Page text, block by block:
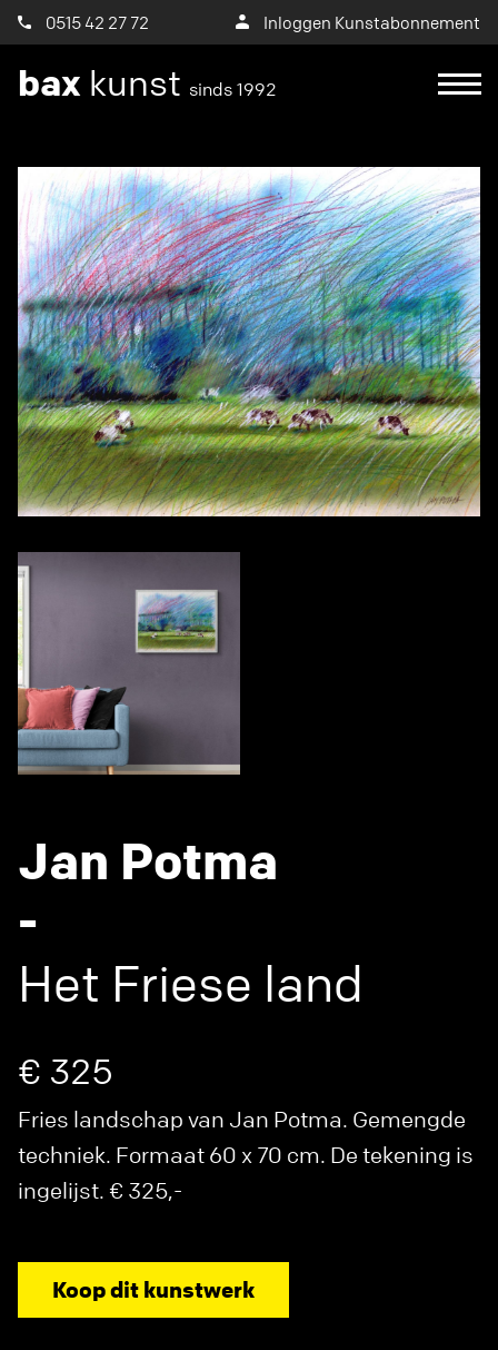
0515 42 27 72 Inloggen Kunstabonnement
bax kunst sinds 1992
Jan Potma
-
Het Friese land
€ 325
Fries landschap van Jan Potma. Gemengde
techniek. Formaat 60 x 70 cm. De tekening is
ingelijst. € 325,-
Koop dit kunstwerk